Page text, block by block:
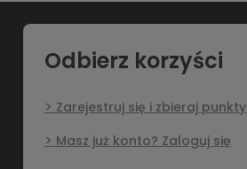
Odbierz korzyści
Zarejestruj się i zbieraj punkty
Masz już konto? Zaloguj się